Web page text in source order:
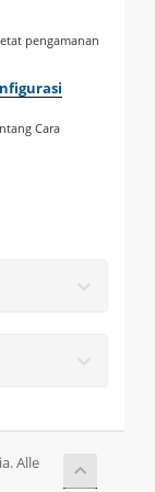
pengamanan
Cara
Alle